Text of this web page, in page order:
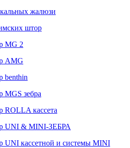
жалюзи
штор
MG 2
AMG
benthin
MGS зебра
ROLLA кассета
UNI & MINI-ЗЕБРА
UNI кассетной и системы MINI